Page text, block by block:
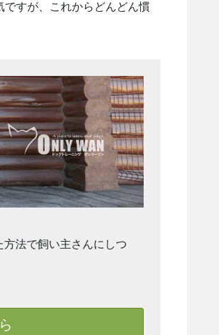
すが、これからどんどん慣
方法で飼い主さんにしつ